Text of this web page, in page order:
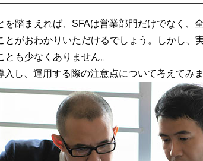
を踏まえれば、SFAは営業部門だけでなく、
とがおわかりいただけるでしょう。しかし、
とも少なくありません。
し、運用する際の注意点について考えてみま